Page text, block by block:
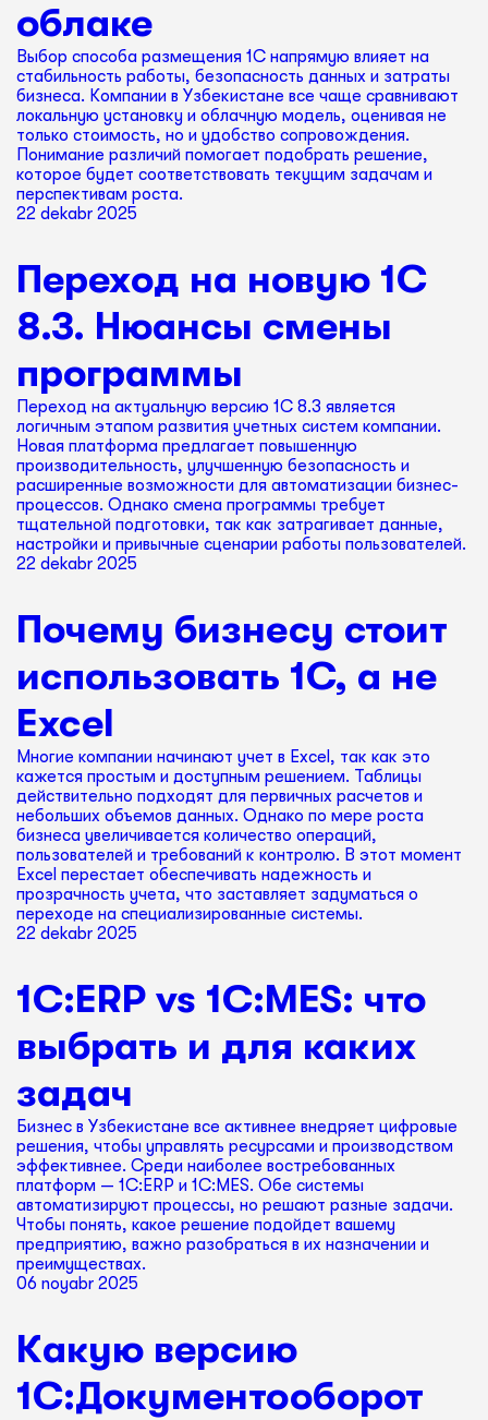
облаке
Выбор способа размещения 1С напрямую влияет на
стабильность работы, безопасность данных и затраты
бизнеса. Компании в Узбекистане все чаще сравнивают
локальную установку и облачную модель, оценивая не
только стоимость, но и удобство сопровождения.
Понимание различий помогает подобрать решение,
которое будет соответствовать текущим задачам и
перспективам роста.
22 dekabr 2025
Переход на новую 1С
8.3. Нюансы смены
программы
Переход на актуальную версию 1С 8.3 является
логичным этапом развития учетных систем компании.
Новая платформа предлагает повышенную
производительность, улучшенную безопасность и
расширенные возможности для автоматизации бизнес-
процессов. Однако смена программы требует
тщательной подготовки, так как затрагивает данные,
настройки и привычные сценарии работы пользователей.
22 dekabr 2025
Почему бизнесу стоит
использовать 1С, а не
Excel
Многие компании начинают учет в Excel, так как это
кажется простым и доступным решением. Таблицы
действительно подходят для первичных расчетов и
небольших объемов данных. Однако по мере роста
бизнеса увеличивается количество операций,
пользователей и требований к контролю. В этот момент
Excel перестает обеспечивать надежность и
прозрачность учета, что заставляет задуматься о
переходе на специализированные системы.
22 dekabr 2025
1C:ERP vs 1C:MES: что
выбрать и для каких
задач
Бизнес в Узбекистане все активнее внедряет цифровые
решения, чтобы управлять ресурсами и производством
эффективнее. Среди наиболее востребованных
платформ — 1C:ERP и 1C:MES. Обе системы
автоматизируют процессы, но решают разные задачи.
Чтобы понять, какое решение подойдет вашему
предприятию, важно разобраться в их назначении и
преимуществах.
06 noyabr 2025
Какую версию
1С:Документооборот